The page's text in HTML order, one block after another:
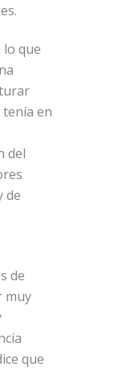
lo que
en
del
de
de
muy
que